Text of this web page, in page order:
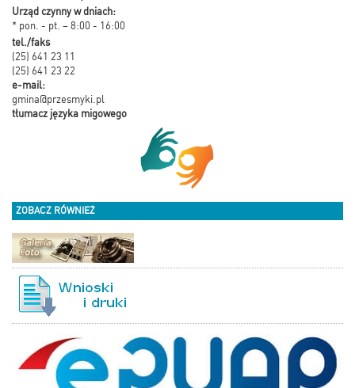
Urząd czynny w dniach:
* pon. - pt. – 8:00 - 16:00
tel./faks
(25) 641 23 11
(25) 641 23 22
e-mail:
gmina@przesmyki.pl
tłumacz języka migowego
ZOBACZ RÓWNIEŻ